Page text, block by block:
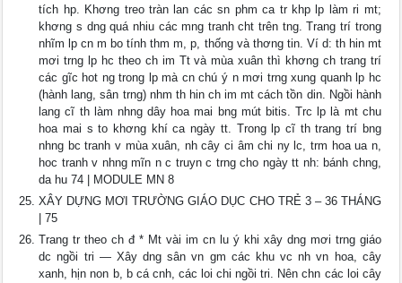
tích hp. Khơng treo tràn lan các sn phm ca tr khp lp làm ri mt;
khơng s dng quá nhiu các mng tranh cht trên tng. Trang trí trong
nhĩm lp cn m bo tính thm m, p, thống và thơng tin. Ví d: th hin mt
mơi trng lp hc theo ch im Tt và mùa xuân thì khơng ch trang trí
các gĩc hot ng trong lp mà cn chú ý n mơi trng xung quanh lp hc
(hành lang, sân trng) nhm th hin ch im mt cách tồn din. Ngồi hành
lang cĩ th làm nhng dây hoa mai bng mút bitis. Trc lp là mt chu
hoa mai s to khơng khí ca ngày tt. Trong lp cĩ th trang trí bng
nhng bc tranh v mùa xuân, nh cây ci âm chi ny lc, trm hoa ua n,
hoc tranh v nhng mĩn n c truyn c trng cho ngày tt nh: bánh chng,
da hu 74 | MODULE MN 8
XÂY DỰNG MƠI TRƯỜNG GIÁO DỤC CHO TRẺ 3 – 36 THÁNG
| 75
Trang tr theo ch đ * Mt vài im cn lu ý khi xây dng mơi trng giáo
dc ngồi tri — Xây dng sân vn gm các khu vc nh vn hoa, cây
xanh, hịn non b, b cá cnh, các loi chi ngồi tri. Nên chn các loi cây